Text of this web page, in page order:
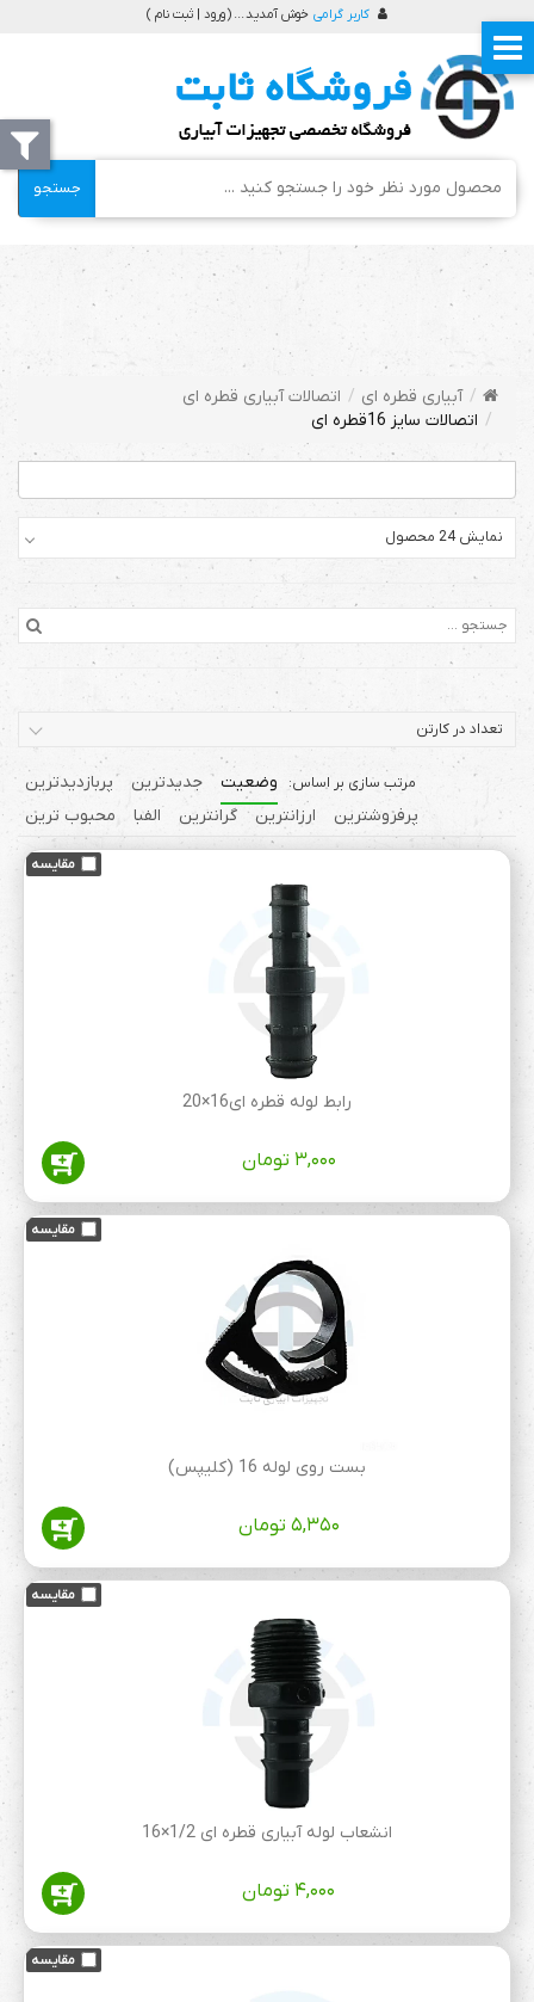
کاربر گرامی خوش آمدید ... (ورود | ثبت نام )
جستجو
آبیاری قطره ای
اتصالات آبیاری قطره ای
اتصالات سایز 16قطره ای
نمایش 24 محصول
تعداد در کارتن
وضعیت جدیدترین
پربازدیدترین
پرفروشترین
ارزانترین گرانترین الفبا محبوب ترین
رابط لوله قطره ای16×20
۳,۰۰۰ تومان
بست روی لوله 16 (کلیپس)
۵,۳۵۰ تومان
انشعاب لوله آبیاری قطره ای 1/2×16
۴,۰۰۰ تومان